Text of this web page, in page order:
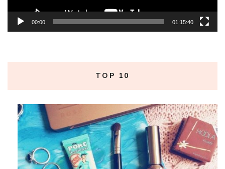
00:00 01:15:40
TOP 10